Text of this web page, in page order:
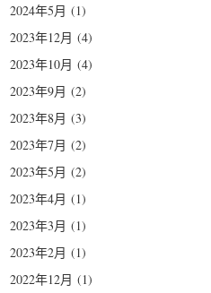
2024年5月 (1)
2023年12月 (4)
2023年10月 (4)
2023年9月 (2)
2023年8月 (3)
2023年7月 (2)
2023年5月 (2)
2023年4月 (1)
2023年3月 (1)
2023年2月 (1)
2022年12月 (1)